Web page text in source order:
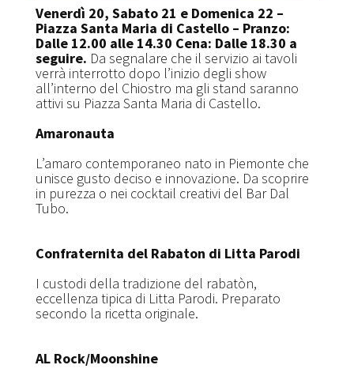
Venerdì 20, Sabato 21 e Domenica 22 –
Piazza Santa Maria di Castello – Pranzo:
Dalle 12.00 alle 14.30 Cena: Dalle 18.30 a
seguire. Da segnalare che il servizio ai tavoli
verrà interrotto dopo l’inizio degli show
all’interno del Chiostro ma gli stand saranno
attivi su Piazza Santa Maria di Castello.
Amaronauta
L’amaro contemporaneo nato in Piemonte che
unisce gusto deciso e innovazione. Da scoprire
in purezza o nei cocktail creativi del Bar Dal
Tubo.
Confraternita del Rabaton di Litta Parodi
I custodi della tradizione del rabatòn,
eccellenza tipica di Litta Parodi. Preparato
secondo la ricetta originale.
AL Rock/Moonshine